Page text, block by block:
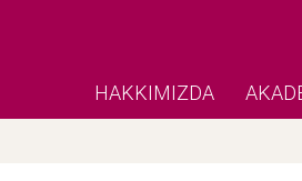
HAKKIMIZDA